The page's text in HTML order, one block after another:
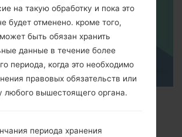
Developer Options & USB
на такую обработку и пока это
будет отменено. кроме того,
быть обязан хранить
данные в течение более
периода, когда это необходимо
правовых обязательств или
любого вышестоящего органа.
периода хранения